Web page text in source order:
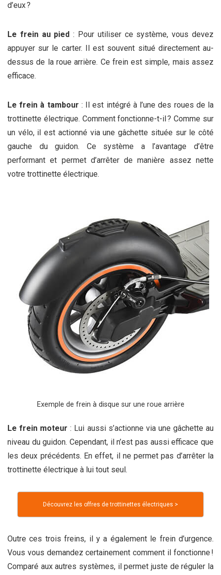
d’eux ?
Le frein au pied : Pour utiliser ce système, vous devez
appuyer sur le carter. Il est souvent situé directement au-
dessus de la roue arrière. Ce frein est simple, mais assez
efficace.
Le frein à tambour : Il est intégré à l’une des roues de la
trottinette électrique. Comment fonctionne-t-il ? Comme sur
un vélo, il est actionné via une gâchette située sur le côté
gauche du guidon. Ce système a l’avantage d’être
performant et permet d’arrêter de manière assez nette
votre trottinette électrique.
Exemple de frein à disque sur une roue arrière
Le frein moteur: Lui aussi s’actionne via une gâchette au
niveau du guidon. Cependant, il n’est pas aussi efficace que
les deux précédents. En effet, il ne permet pas d’arrêter la
trottinette électrique à lui tout seul.
Découvrez les offres de trottinettes électriques >
Outre ces trois freins, il y a également le frein d’urgence.
Vous vous demandez certainement comment il fonctionne !
Comparé aux autres systèmes, il permet juste de réguler la